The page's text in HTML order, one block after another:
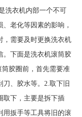
洗衣机内部一个不可
老化等因素的影响，
，需要及时更换洗衣机
。下面是洗衣机滚筒胶
胶圈前，首先需要准
、胶水等。2.取下旧
取下，主要是拆下插
用扳手等工具将旧的滚